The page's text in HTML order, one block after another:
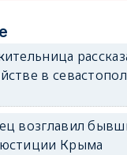
в
возглавил
Крыма